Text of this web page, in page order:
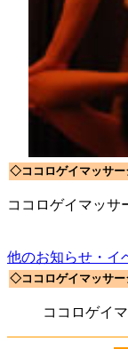
◇ココロゲイマッサー
ココロゲイマッサ
他のお知らせ・イ
◇ココロゲイマッサー
ココロゲイ